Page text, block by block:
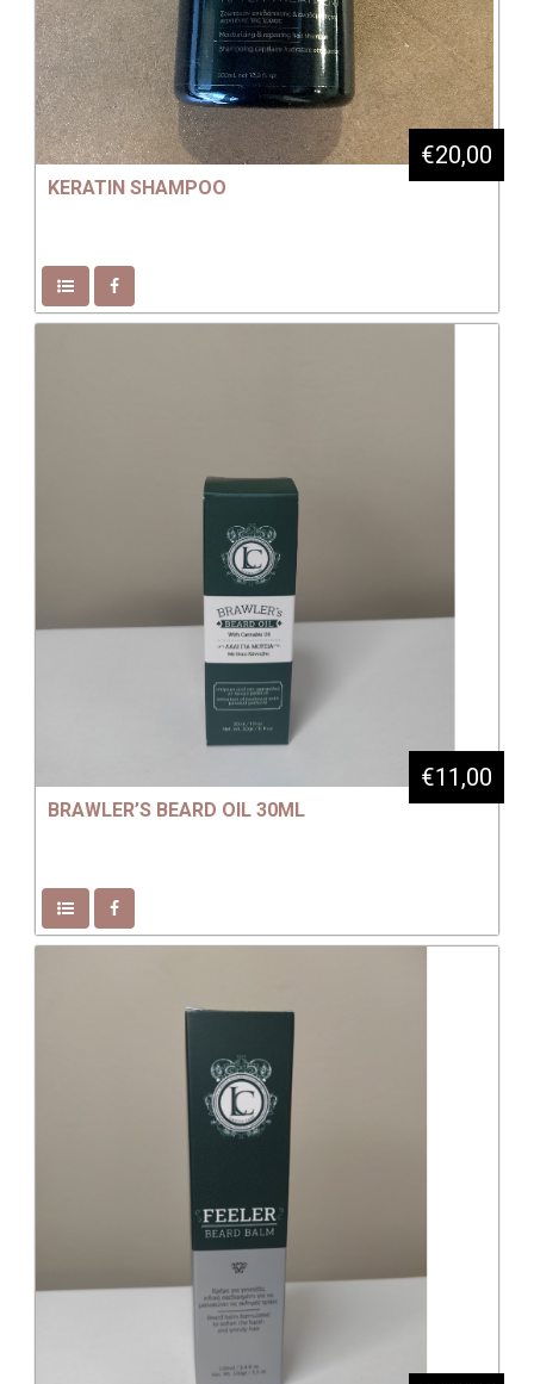
KERATIN SHAMPOO
€20,00
BRAWLER’S BEARD OIL 30ML
€11,00